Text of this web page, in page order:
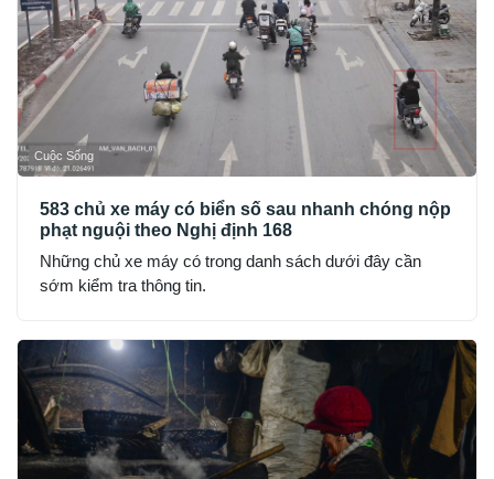
Cuộc Sống
583 chủ xe máy có biển số sau nhanh chóng nộp
phạt nguội theo Nghị định 168
Những chủ xe máy có trong danh sách dưới đây cần
sớm kiểm tra thông tin.